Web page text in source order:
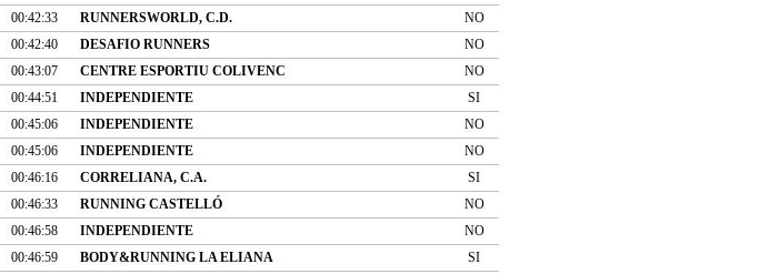
00:42:33 RUNNERSWORLD, C.D.
NO
00:42:40 DESAFIO RUNNERS
NO
00:43:07 CENTRE ESPORTIU COLIVENC
NO
00:44:51 INDEPENDIENTE
SI
00:45:06 INDEPENDIENTE
NO
00:45:06 INDEPENDIENTE
NO
00:46:16 CORRELIANA, C.A.
SI
00:46:33 RUNNING CASTELLÓ
NO
00:46:58 INDEPENDIENTE
NO
00:46:59 BODY&RUNNING LA ELIANA
SI